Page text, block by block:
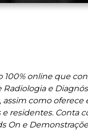
100% online que
Radiologia e
assim como
e residentes. Conta
On e